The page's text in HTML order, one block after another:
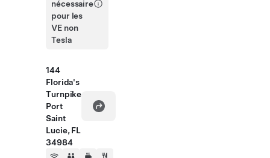
nécessaire
pour les
VE non
Tesla
144
Florida's
Turnpike
Port
Saint
Lucie, FL
34984